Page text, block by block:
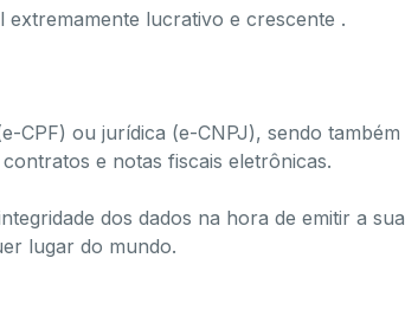
extremamente lucrativo e crescente .
CPF) ou jurídica (e-CNPJ), sendo também
e notas fiscais eletrônicas.
dos dados na hora de emitir a sua
lugar do mundo.